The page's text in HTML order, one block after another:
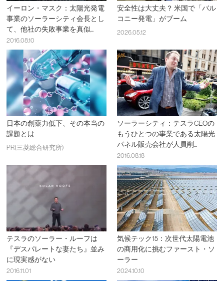
イーロン・マスク：太陽光発電
事業のソーラーシティ会長とし
て、他社の失敗事業を真似...
2016.08.10
安全性は大丈夫？ 米国で「バル
コニー発電」がブーム
2026.05.12
日本の創薬力低下、その本当の
課題とは
PR(三菱総合研究所)
ソーラーシティ：テスラCEOの
もうひとつの事業である太陽光
パネル販売会社が人員削...
2016.08.18
テスラのソーラー・ルーフは
『デスパレートな妻たち』並み
に現実感がない
2016.11.01
気候テック15：次世代太陽電池
の商用化に挑むファースト・ソ
ーラー
2024.10.10